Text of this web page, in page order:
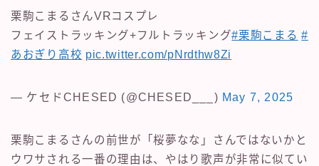
栗駒こまるさんVRコスプレ
フェイストラッキング+フルトラッキング#栗駒こまる #
あおぎり高校 pic.twitter.com/pNrdthw8Zi
— ケセドCHESED (@CHESED___) May 7, 2025
栗駒こまるさんの前世が「桜夢なな」さんではないかと
ウワサされる一番の理由は、やはり歌声が非常に似てい